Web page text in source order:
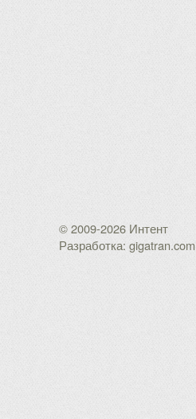
© 2009-2026 Интент
Разработка: gigatran.com